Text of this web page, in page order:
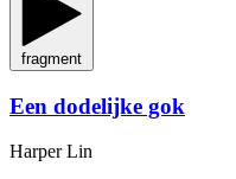
fragment
Een dodelijke gok
Harper Lin